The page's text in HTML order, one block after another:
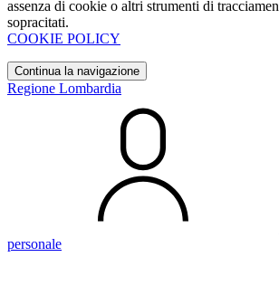
assenza di cookie o altri strumenti di
sopracitati.
COOKIE POLICY
Continua la navigazione
Regione Lombardia
personale